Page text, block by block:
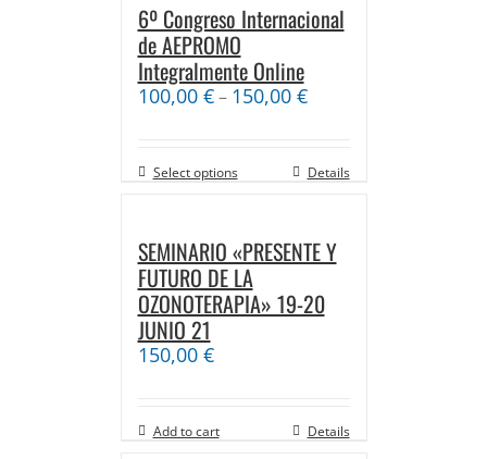
6º Congreso Internacional
de AEPROMO
Integralmente Online
100,00 €– 150,00 €
Select options Details
SEMINARIO «PRESENTE Y
FUTURO DE LA
OZONOTERAPIA» 19-20
JUNIO 21
150,00 €
Add to cart Details